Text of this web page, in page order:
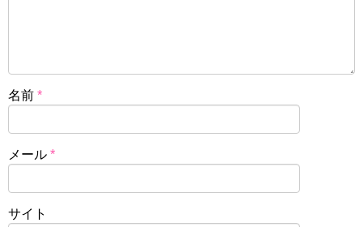
名前 *
メール *
サイト